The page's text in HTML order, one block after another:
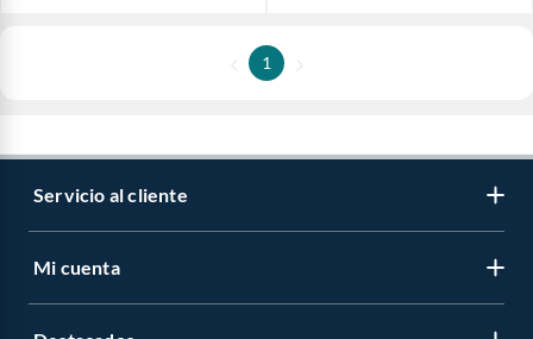
1
Servicio al cliente
Mi cuenta